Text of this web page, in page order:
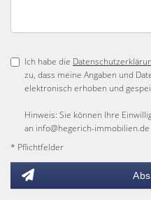
Ich habe die
zu, dass meine Angaben und
elektronisch erhoben und
Hinweis: Sie können Ihre
an info@hegerich-
* Pflichtfelder